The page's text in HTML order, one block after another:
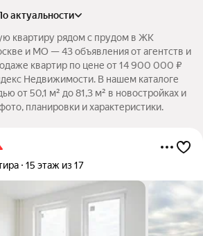
по актуальности
квартиру рядом с прудом в ЖК
и МО — 43 объявления от агентств и
квартир по цене от 14 900 000 ₽
Недвижимости. В нашем каталоге
от 50,1 м² до 81,3 м² в новостройках и
планировки и характеристики.
15 этаж из 17